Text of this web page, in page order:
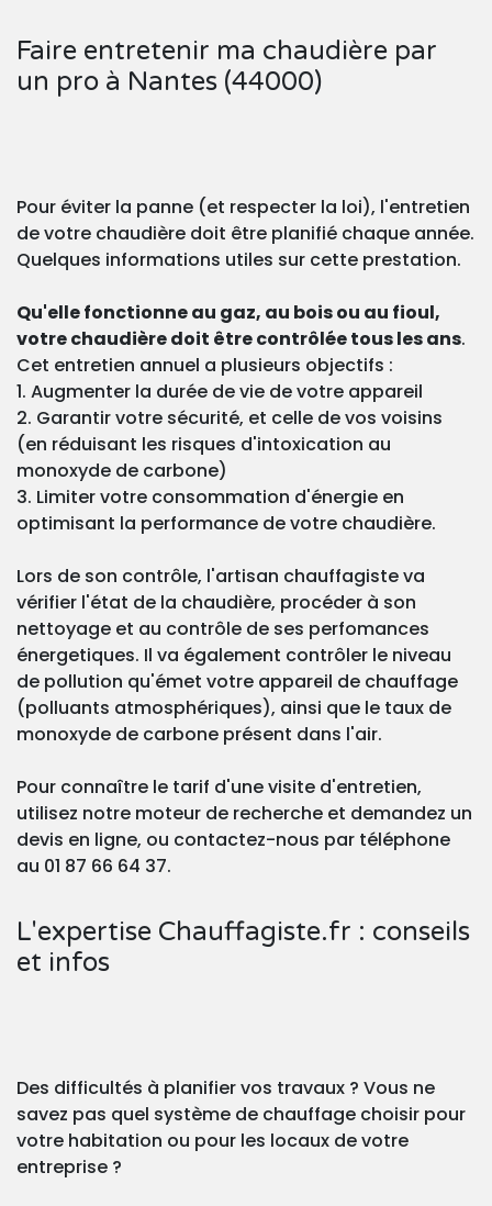
Faire entretenir ma chaudière par
un pro à Nantes (44000)
Pour éviter la panne (et respecter la loi), l'entretien
de votre chaudière doit être planifié chaque année.
Quelques informations utiles sur cette prestation.
Qu'elle fonctionne au gaz, au bois ou au fioul,
votre chaudière doit être contrôlée tous les ans.
Cet entretien annuel a plusieurs objectifs :
1. Augmenter la durée de vie de votre appareil
2. Garantir votre sécurité, et celle de vos voisins
(en réduisant les risques d'intoxication au
monoxyde de carbone)
3. Limiter votre consommation d'énergie en
optimisant la performance de votre chaudière.
Lors de son contrôle, l'artisan chauffagiste va
vérifier l'état de la chaudière, procéder à son
nettoyage et au contrôle de ses perfomances
énergetiques. Il va également contrôler le niveau
de pollution qu'émet votre appareil de chauffage
(polluants atmosphériques), ainsi que le taux de
monoxyde de carbone présent dans l'air.
Pour connaître le tarif d'une visite d'entretien,
utilisez notre moteur de recherche et demandez un
devis en ligne, ou contactez-nous par téléphone
au 01 87 66 64 37.
L'expertise Chauffagiste.fr : conseils
et infos
Des difficultés à planifier vos travaux ? Vous ne
savez pas quel système de chauffage choisir pour
votre habitation ou pour les locaux de votre
entreprise ?